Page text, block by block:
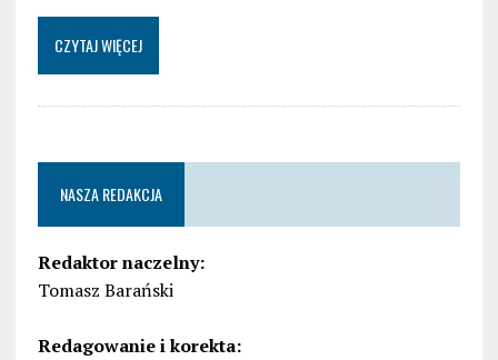
CZYTAJ WIĘCEJ
NASZA REDAKCJA
Redaktor naczelny:
Tomasz Barański
Redagowanie i korekta: